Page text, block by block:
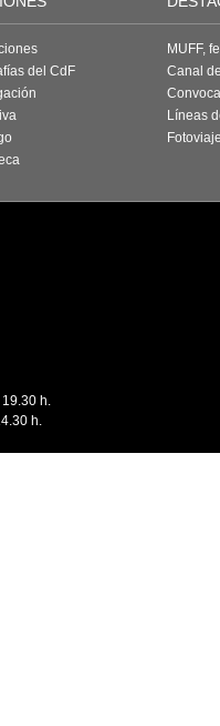
del CdF
MUFF,
Canal
Líneas
h.
h.